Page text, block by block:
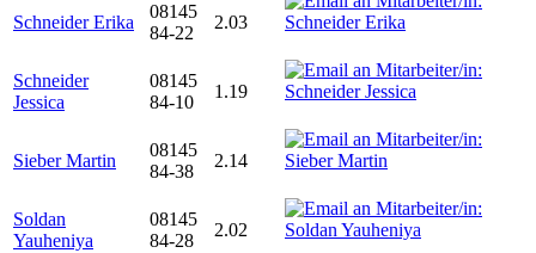
Schneider Erika
08145
84-22
2.03
Schneider
Jessica
08145
84-10
1.19
Sieber Martin
08145
84-38
2.14
Soldan
Yauheniya
08145
84-28
2.02